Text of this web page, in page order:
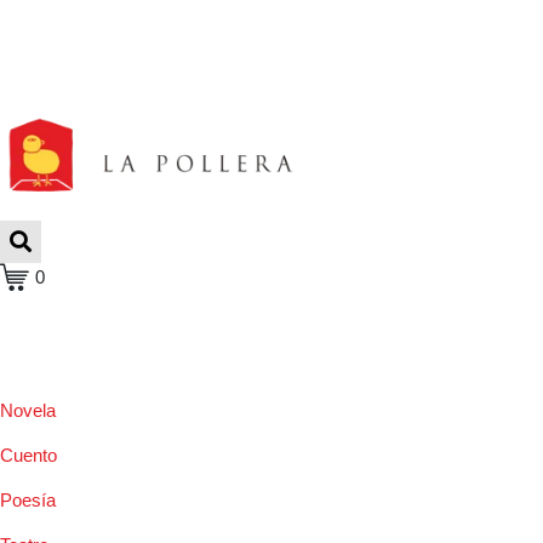
0
Novela
Cuento
Poesía